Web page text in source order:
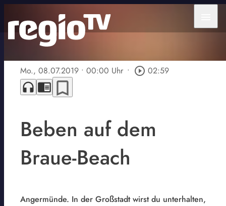
Mo., 08.07.2019 • 00:00 Uhr • play_circle_outline 02:59
headphones chrome_reader_mode bookmark_border
Beben auf dem
Braue-Beach
Angermünde. In der Großstadt wirst du unterhalten,